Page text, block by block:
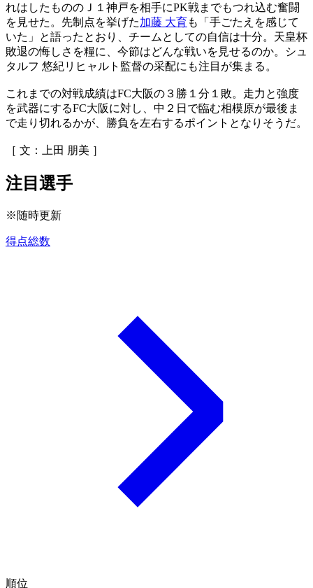
れはしたもののＪ１神戸を相手にPK戦までもつれ込む奮闘
を見せた。先制点を挙げた加藤 大育も「手ごたえを感じて
いた」と語ったとおり、チームとしての自信は十分。天皇杯
敗退の悔しさを糧に、今節はどんな戦いを見せるのか。シュ
タルフ 悠紀リヒャルト監督の采配にも注目が集まる。
これまでの対戦成績はFC大阪の３勝１分１敗。走力と強度
を武器にするFC大阪に対し、中２日で臨む相模原が最後ま
で走り切れるかが、勝負を左右するポイントとなりそうだ。
［ 文：上田 朋美 ］
注目選手
※随時更新
得点総数
順位